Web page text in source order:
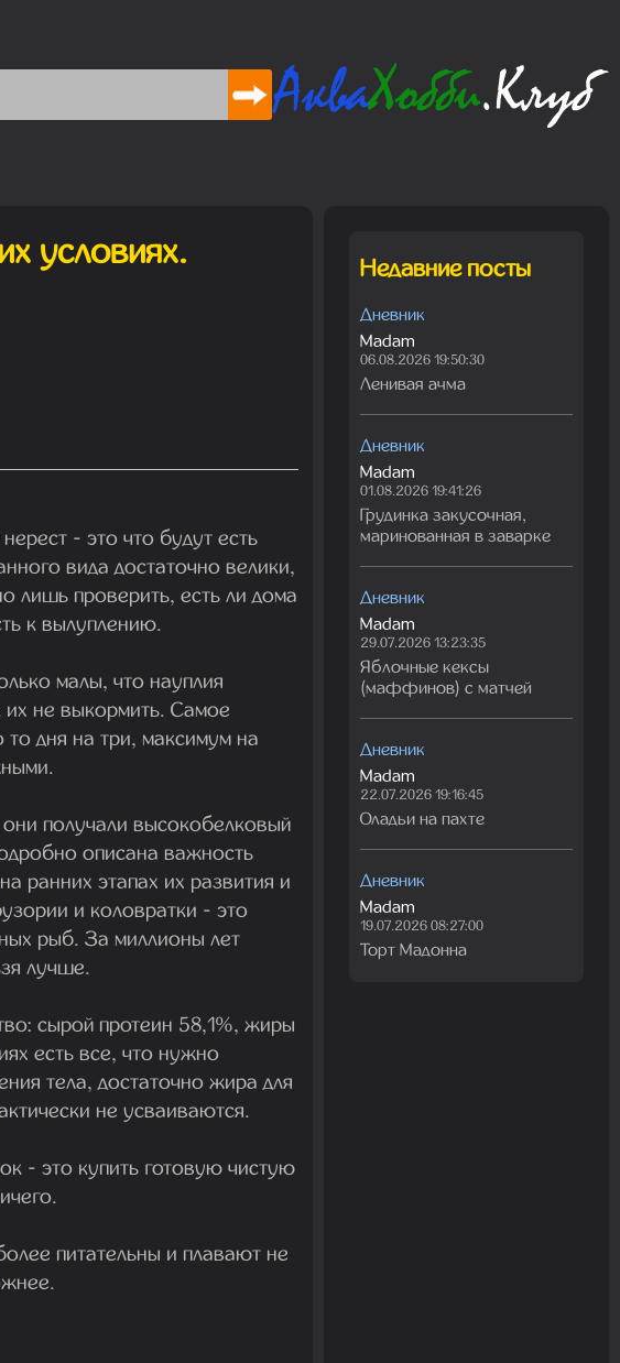
Недавние посты
Дневник
Madam
06.08.2026 19:50:30
Ленивая ачма
Дневник
Madam
01.08.2026 19:41:26
Грудинка закусочная,
маринованная в заварке
Дневник
Madam
29.07.2026 13:23:35
Яблочные кексы
(маффинов) с матчей
Дневник
Madam
22.07.2026 19:16:45
Оладьи на пахте
Дневник
Madam
19.07.2026 08:27:00
Торт Мадонна
условиях.
- это что будут есть
вида достаточно велики,
лишь проверить, есть ли дома
к вылуплению.
малы, что науплия
не выкормить. Самое
дня на три, максимум на
получали высокобелковый
описана важность
ранних этапах их развития и
и коловратки - это
рыб. За миллионы лет
лучше.
сырой протеин 58,1%, жиры
есть все, что нужно
тела, достаточно жира для
не усваиваются.
- это купить готовую чистую
питательны и плавают не